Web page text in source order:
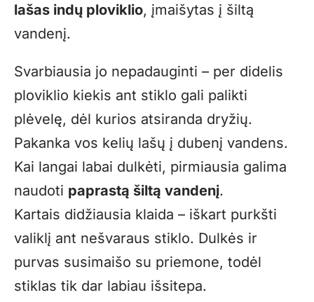
lašas indų ploviklio, įmaišytas į šiltą
vandenį.
Svarbiausia jo nepadauginti – per didelis
ploviklio kiekis ant stiklo gali palikti
plėvelę, dėl kurios atsiranda dryžių.
Pakanka vos kelių lašų į dubenį vandens.
Kai langai labai dulkėti, pirmiausia galima
naudoti paprastą šiltą vandenį.
Kartais didžiausia klaida – iškart purkšti
valiklį ant nešvaraus stiklo. Dulkės ir
purvas susimaišo su priemone, todėl
stiklas tik dar labiau išsitepa.